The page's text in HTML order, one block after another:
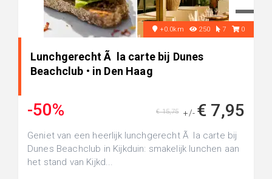
+0.0km 250 7 0
Lunchgerecht Ã la carte bij Dunes
Beachclub • in Den Haag
-50% +/- € 7,95
€ 15,75
Geniet van een heerlijk lunchgerecht Ã la carte bij
Dunes Beachclub in Kijkduin: smakelijk lunchen aan
het stand van Kijkd...